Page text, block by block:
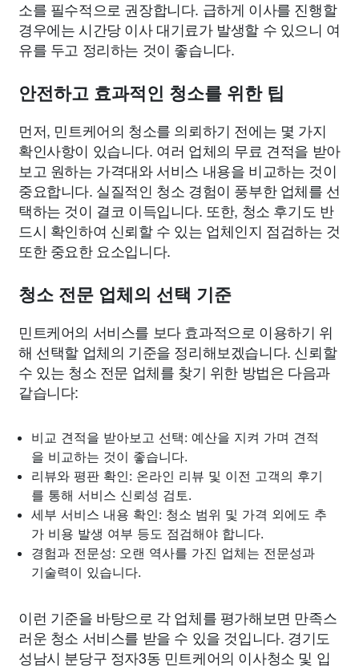
소를 필수적으로 권장합니다. 급하게 이사를 진행할
경우에는 시간당 이사 대기료가 발생할 수 있으니 여
유를 두고 정리하는 것이 좋습니다.
안전하고 효과적인 청소를 위한 팁
먼저, 민트케어의 청소를 의뢰하기 전에는 몇 가지
확인사항이 있습니다. 여러 업체의 무료 견적을 받아
보고 원하는 가격대와 서비스 내용을 비교하는 것이
중요합니다. 실질적인 청소 경험이 풍부한 업체를 선
택하는 것이 결코 이득입니다. 또한, 청소 후기도 반
드시 확인하여 신뢰할 수 있는 업체인지 점검하는 것
또한 중요한 요소입니다.
청소 전문 업체의 선택 기준
민트케어의 서비스를 보다 효과적으로 이용하기 위
해 선택할 업체의 기준을 정리해보겠습니다. 신뢰할
수 있는 청소 전문 업체를 찾기 위한 방법은 다음과
같습니다:
비교 견적을 받아보고 선택: 예산을 지켜 가며 견적
을 비교하는 것이 좋습니다.
리뷰와 평판 확인: 온라인 리뷰 및 이전 고객의 후기
를 통해 서비스 신뢰성 검토.
세부 서비스 내용 확인: 청소 범위 및 가격 외에도 추
가 비용 발생 여부 등도 점검해야 합니다.
경험과 전문성: 오랜 역사를 가진 업체는 전문성과
기술력이 있습니다.
이런 기준을 바탕으로 각 업체를 평가해보면 만족스
러운 청소 서비스를 받을 수 있을 것입니다. 경기도
성남시 분당구 정자3동 민트케어의 이사청소 및 입